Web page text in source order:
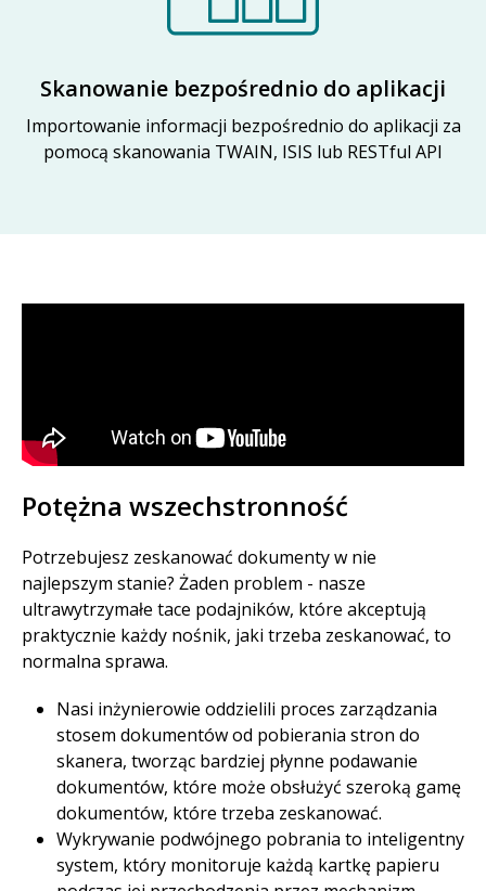
Skanowanie bezpośrednio do aplikacji
Importowanie informacji bezpośrednio do aplikacji za
pomocą skanowania TWAIN, ISIS lub RESTful API
Potężna wszechstronność​
Potrzebujesz zeskanować dokumenty w nie
najlepszym stanie? Żaden problem - nasze
ultrawytrzymałe tace podajników, które akceptują
praktycznie każdy nośnik, jaki trzeba zeskanować, to
normalna sprawa.​
Nasi inżynierowie oddzielili proces zarządzania
stosem dokumentów od pobierania stron do
skanera, tworząc bardziej płynne podawanie
dokumentów, które może obsłużyć szeroką gamę
dokumentów, które trzeba zeskanować.​
Wykrywanie podwójnego pobrania to inteligentny
system, który monitoruje każdą kartkę papieru